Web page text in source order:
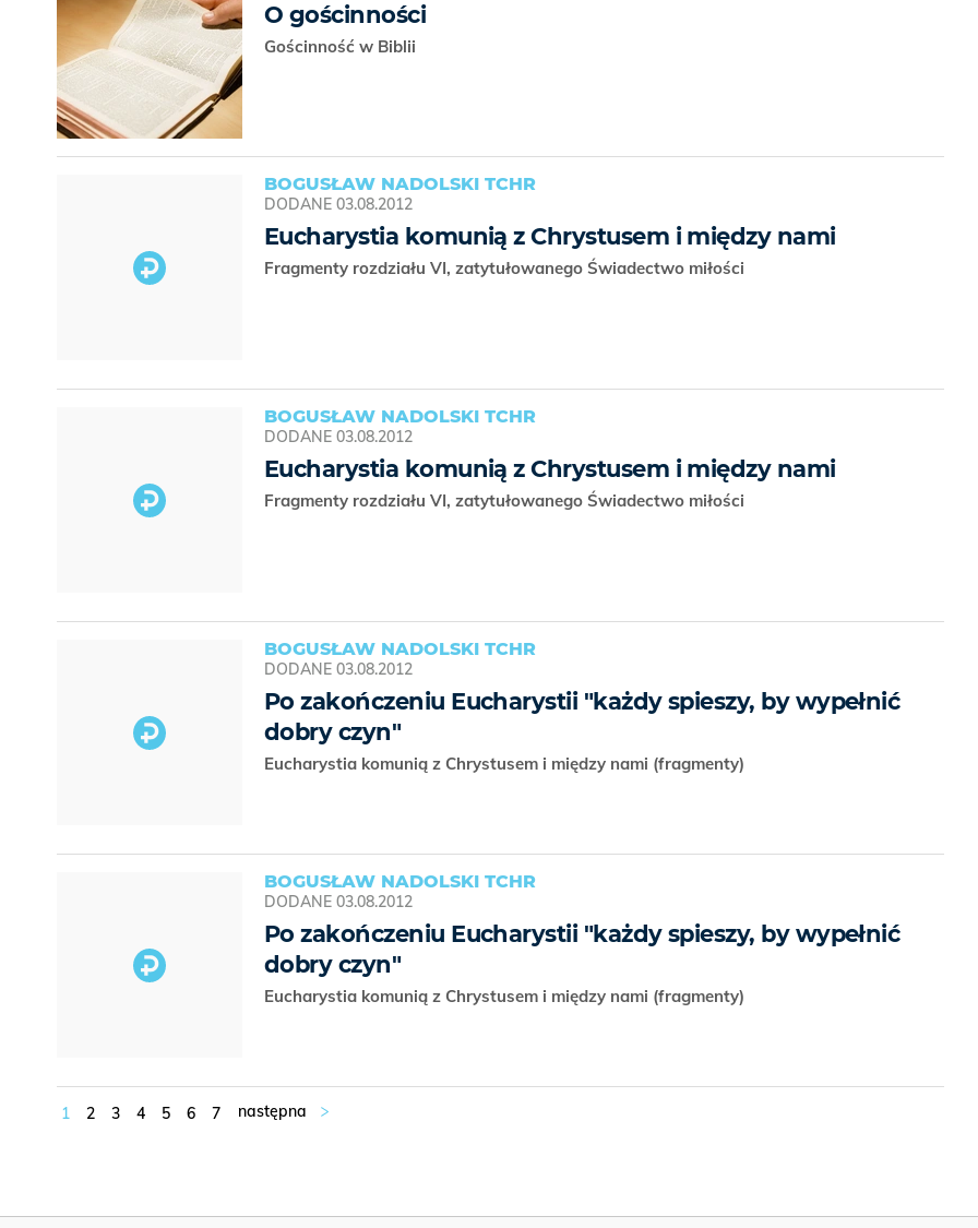
O gościnności
Gościnność w Biblii
BOGUSŁAW NADOLSKI TCHR
DODANE 03.08.2012
Eucharystia komunią z Chrystusem i między nami
Fragmenty rozdziału VI, zatytułowanego Świadectwo miłości
BOGUSŁAW NADOLSKI TCHR
DODANE 03.08.2012
Eucharystia komunią z Chrystusem i między nami
Fragmenty rozdziału VI, zatytułowanego Świadectwo miłości
BOGUSŁAW NADOLSKI TCHR
DODANE 03.08.2012
Po zakończeniu Eucharystii "każdy spieszy, by wypełnić
dobry czyn"
Eucharystia komunią z Chrystusem i między nami (fragmenty)
BOGUSŁAW NADOLSKI TCHR
DODANE 03.08.2012
Po zakończeniu Eucharystii "każdy spieszy, by wypełnić
dobry czyn"
Eucharystia komunią z Chrystusem i między nami (fragmenty)
1 2 3 4 5 6 7